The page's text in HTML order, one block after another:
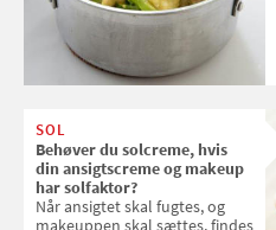
SOL
Behøver du solcreme, hvis
din ansigtscreme og makeup
har solfaktor?
Når ansigtet skal fugtes, og
makeuppen skal sættes, findes